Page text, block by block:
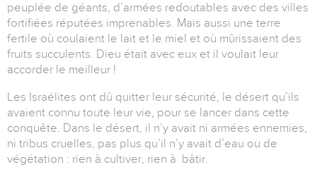
peuplée de géants, d’armées redoutables avec des villes
fortifiées réputées imprenables. Mais aussi une terre
fertile où coulaient le lait et le miel et où mûrissaient des
fruits succulents. Dieu était avec eux et il voulait leur
accorder le meilleur !
Les Israélites ont dû quitter leur sécurité, le désert qu’ils
avaient connu toute leur vie, pour se lancer dans cette
conquête. Dans le désert, il n’y avait ni armées ennemies,
ni tribus cruelles, pas plus qu’il n’y avait d’eau ou de
végétation : rien à cultiver, rien à bâtir.